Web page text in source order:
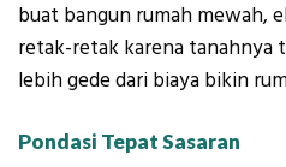
buat bangun rumah mewah,
retak-retak karena tanahnya
lebih gede dari biaya bikin
Pondasi Tepat Sasaran